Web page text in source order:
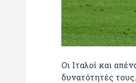
Οι Ιταλοί και
δυνατότητές